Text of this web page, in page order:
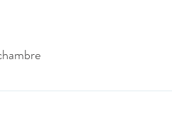
la direction.